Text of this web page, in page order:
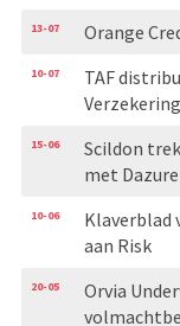
13-07 Orange
10-07
TAF
Verzekering
15-06
Scildon
met Dazure
10-06
Klaverblad
aan Risk
20-05
Orvia